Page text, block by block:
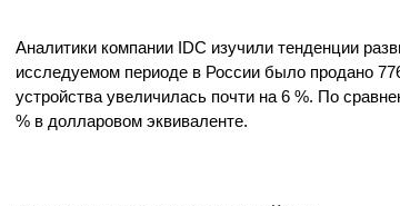
Аналитики компании IDC изучили тенденции
исследуемом периоде в России было продано
устройства увеличилась почти на 6 %. По
% в долларовом эквиваленте.